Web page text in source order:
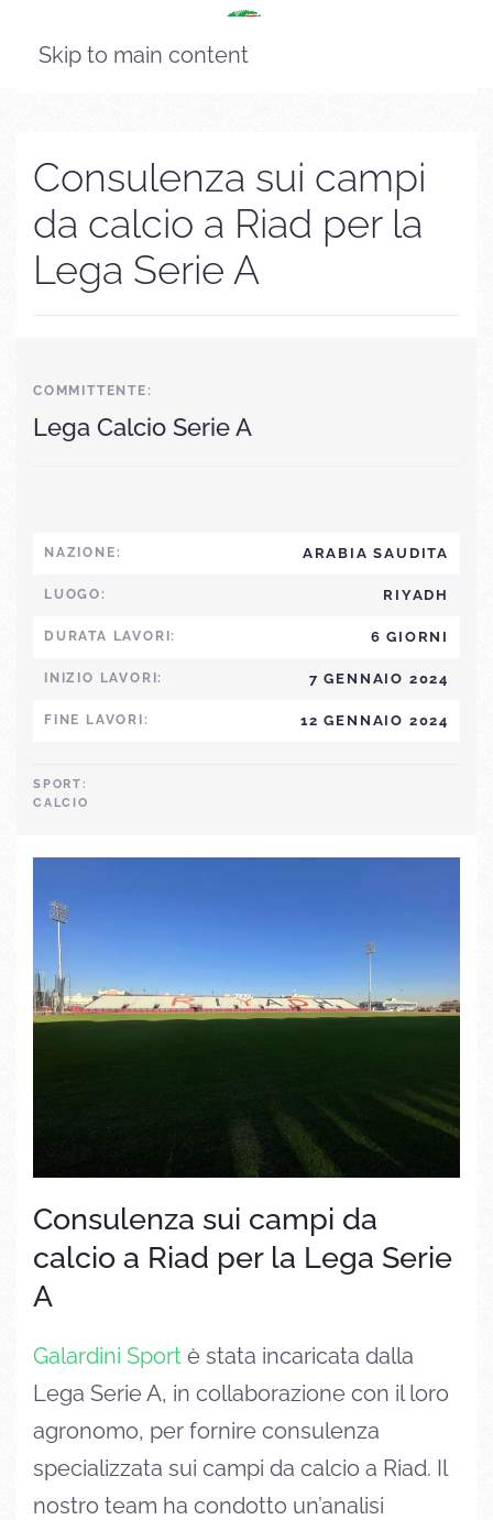
Skip to main content
Consulenza sui campi
da calcio a Riad per la
Lega Serie A
COMMITTENTE:
Lega Calcio Serie A
Consulenza sui campi da
calcio a Riad per la Lega Serie
A
Galardini Sport è stata incaricata dalla
Lega Serie A, in collaborazione con il loro
agronomo, per fornire consulenza
specializzata sui campi da calcio a Riad. Il
nostro team ha condotto un’analisi
NAZIONE: ARABIA SAUDITA
LUOGO: RIYADH
DURATA LAVORI: 6 GIORNI
INIZIO LAVORI: 7 GENNAIO 2024
FINE LAVORI: 12 GENNAIO 2024
SPORT:
CALCIO